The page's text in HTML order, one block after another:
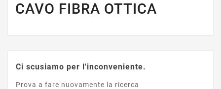
CAVO FIBRA OTTICA
Ci scusiamo per l'inconveniente.
Prova a fare nuovamente la ricerca